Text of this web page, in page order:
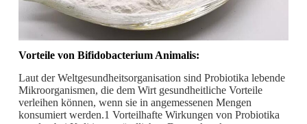
Vorteile von Bifidobacterium Animalis:
Laut der Weltgesundheitsorganisation sind Probiotika lebende
Mikroorganismen, die dem Wirt gesundheitliche Vorteile
verleihen können, wenn sie in angemessenen Mengen
konsumiert werden.1 Vorteilhafte Wirkungen von Probiotika